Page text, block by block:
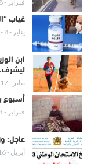
فبراير - 28 - 2024
غياب
يناير - 8 - 2023
ابن
يناير - 17 - 2023
أسبوع
فبراير - 13 - 2023
عاجل:
أبريل - 16 - 2023